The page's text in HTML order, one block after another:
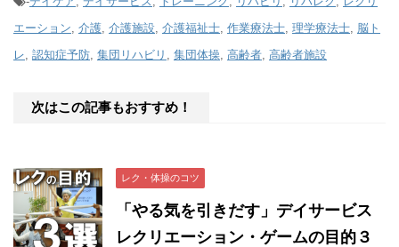
エーション 介護 介護施設 介護福祉士 作業療法士 理学療法士
脳ト
レ 認知症予防 集団リハビリ 集団体操 高齢者 高齢者施設
次はこの記事もおすすめ！
レク・体操のコツ
「やる気を引きだす」デイサービス
レクリエーション・ゲームの目的３